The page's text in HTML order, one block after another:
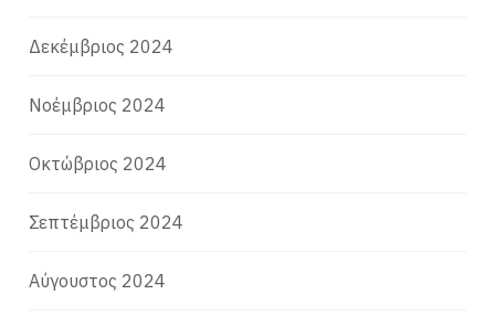
Δεκέμβριος 2024
Νοέμβριος 2024
Οκτώβριος 2024
Σεπτέμβριος 2024
Αύγουστος 2024